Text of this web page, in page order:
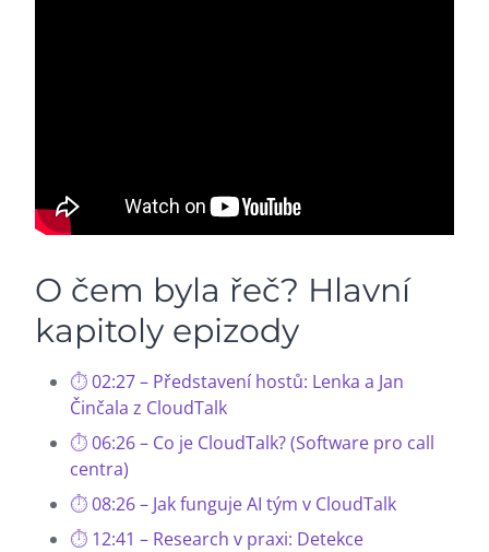
O čem byla řeč? Hlavní
kapitoly epizody
02:27 – Představení hostů: Lenka a Jan
Činčala z CloudTalk
06:26 – Co je CloudTalk? (Software pro call
centra)
08:26 – Jak funguje AI tým v CloudTalk
12:41 – Research v praxi: Detekce